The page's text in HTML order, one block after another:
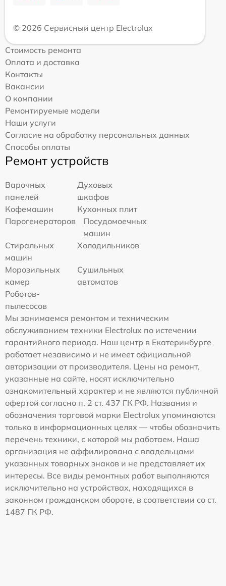
© 2026 Сервисный центр Electrolux
Стоимость ремонта
Оплата и доставка
Контакты
Вакансии
О компании
Ремонтируемые модели
Наши услуги
Согласие на обработку персональных данных
Способы оплаты
Ремонт устройств
Варочных
панелей
Духовых
шкафов
Кофемашин
Кухонных плит
Парогенераторов
Посудомоечных
машин
Стиральных
машин
Холодильников
Морозильных
камер
Сушильных
автоматов
Роботов-
пылесосов
Мы занимаемся ремонтом и техническим
обслуживанием техники Electrolux по истечении
гарантийного периода. Наш центр в Екатеринбурге
работает независимо и не имеет официальной
авторизации от производителя. Цены на ремонт,
указанные на сайте, носят исключительно
ознакомительный характер и не являются публичной
офертой согласно п. 2 ст. 437 ГК РФ. Названия и
обозначения торговой марки Electrolux упоминаются
только в информационных целях — чтобы обозначить
перечень техники, с которой мы работаем. Наша
организация не аффилирована с владельцами
указанных товарных знаков и не представляет их
интересы. Все виды ремонтных работ выполняются
исключительно на устройствах, находящихся в
законном гражданском обороте, в соответствии со ст.
1487 ГК РФ.